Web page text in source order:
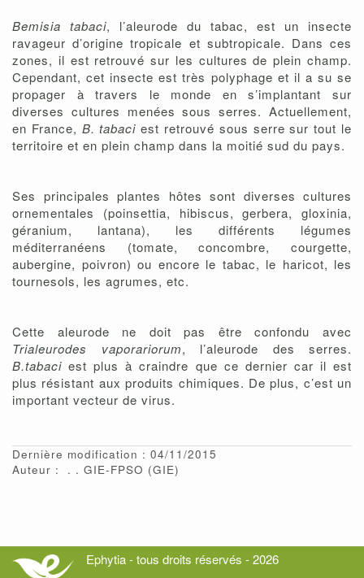
Bemisia tabaci, l’aleurode du tabac, est un insecte
ravageur d’origine tropicale et subtropicale. Dans ces
zones, il est retrouvé sur les cultures de plein champ.
Cependant, cet insecte est très polyphage et il a su se
propager à travers le monde en s’implantant sur
diverses cultures menées sous serres. Actuellement,
en France, B. tabaci est retrouvé sous serre sur tout le
territoire et en plein champ dans la moitié sud du pays.
Ses principales plantes hôtes sont diverses cultures
ornementales (poinsettia, hibiscus, gerbera, gloxinia,
géranium, lantana), les différents légumes
méditerranéens (tomate, concombre, courgette,
aubergine, poivron) ou encore le tabac, le haricot, les
tournesols, les agrumes, etc.
Cette aleurode ne doit pas être confondu avec
Trialeurodes vaporariorum, l’aleurode des serres.
B.tabaci est plus à craindre que ce dernier car il est
plus résistant aux produits chimiques. De plus, c’est un
important vecteur de virus.
Dernière modification : 04/11/2015
Auteur :
. GIE-FPSO (GIE)
Ephytia - tous droits réservés - 2026